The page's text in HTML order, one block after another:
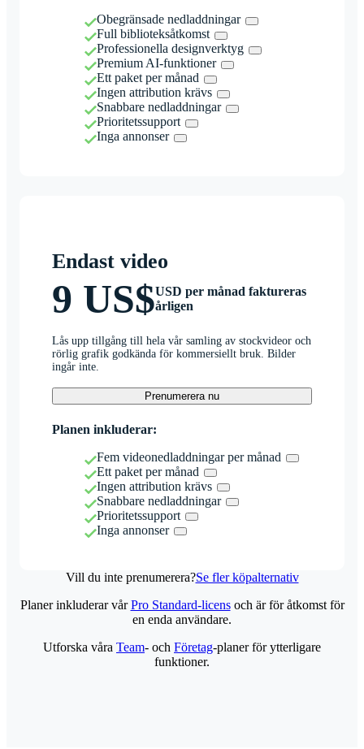
Obegränsade nedladdningar
Full biblioteksåtkomst
Professionella designverktyg
Premium AI-funktioner
Ett paket per månad
Ingen attribution krävs
Snabbare nedladdningar
Prioritetssupport
Inga annonser
Endast video
9 US$USD per månad faktureras
årligen
Lås upp tillgång till hela vår samling av stockvideor och
rörlig grafik godkända för kommersiellt bruk. Bilder
ingår inte.
Prenumerera nu
Planen inkluderar:
Fem videonedladdningar per månad
Ett paket per månad
Ingen attribution krävs
Snabbare nedladdningar
Prioritetssupport
Inga annonser
Vill du inte prenumerera?Se fler köpalternativ
Planer inkluderar vårPro Standard-licensoch är för åtkomst för
en enda användare.
Utforska våra Team- och Företag-planer för ytterligare
funktioner.